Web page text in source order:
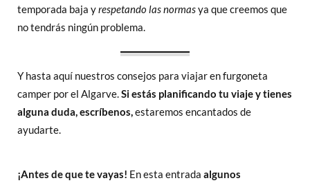
temporada baja yrespetando las normasya que creemos que
no tendrás ningún problema.
Y hasta aquí nuestros consejos para viajar en furgoneta
camper por el Algarve.Si estás planificando tu viaje y tienes
alguna duda, escríbenos,estaremos encantados de
ayudarte.
¡Antes de que te vayas! En esta entrada algunos